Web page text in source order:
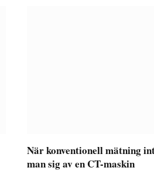
När konventionell mätning
man sig av en CT-maskin